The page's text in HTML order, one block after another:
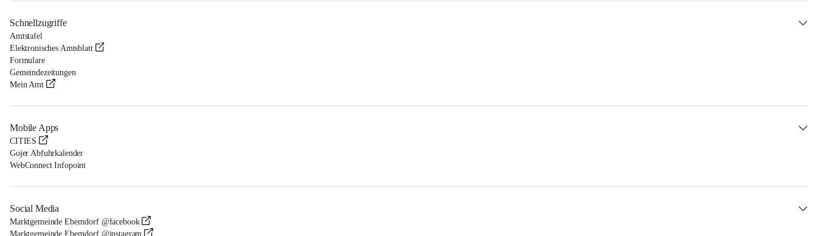
Schnellzugriffe
Amtstafel
Elektronisches Amtsblatt
Formulare
Gemeindezeitungen
Mein Amt
Mobile Apps
CITIES
Gojer Abfuhrkalender
WebConnect Infopoint
Social Media
Marktgemeinde Eberndorf @facebook
Marktgemeinde Eberndorf @instagram